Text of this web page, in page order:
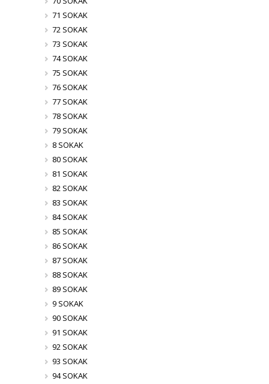
71 SOKAK
72 SOKAK
73 SOKAK
74 SOKAK
75 SOKAK
76 SOKAK
77 SOKAK
78 SOKAK
79 SOKAK
8 SOKAK
80 SOKAK
81 SOKAK
82 SOKAK
83 SOKAK
84 SOKAK
85 SOKAK
86 SOKAK
87 SOKAK
88 SOKAK
89 SOKAK
9 SOKAK
90 SOKAK
91 SOKAK
92 SOKAK
93 SOKAK
94 SOKAK